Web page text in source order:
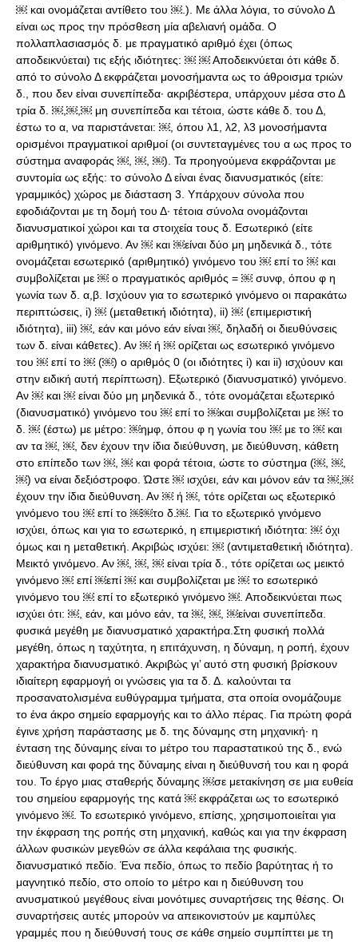
￼ και ονομάζεται αντίθετο του ￼.). Με άλλα λόγια, το σύνολο Δ
είναι ως προς την πρόσθεση μία αβελιανή ομάδα. Ο
πολλαπλασιασμός δ. με πραγματικό αριθμό έχει (όπως
αποδεικνύεται) τις εξής ιδιότητες: ￼ ￼ Αποδεικνύεται ότι κάθε δ.
από το σύνολο Δ εκφράζεται μονοσήμαντα ως το άθροισμα τριών
δ., που δεν είναι συνεπίπεδα· ακριβέστερα, υπάρχουν μέσα στο Δ
τρία δ. ￼,￼,￼ μη συνεπίπεδα και τέτοια, ώστε κάθε δ. του Δ,
έστω το α, να παριστάνεται: ￼, όπου λ1, λ2, λ3 μονοσήμαντα
ορισμένοι πραγματικοί αριθμοί (οι συντεταγμένες του α ως προς το
σύστημα αναφοράς ￼, ￼, ￼). Τα προηγούμενα εκφράζονται με
συντομία ως εξής: το σύνολο Δ είναι ένας διανυσματικός (είτε:
γραμμικός) χώρος με διάσταση 3. Υπάρχουν σύνολα που
εφοδιάζονται με τη δομή του Δ· τέτοια σύνολα ονομάζονται
διανυσματικοί χώροι και τα στοιχεία τους δ. Εσωτερικό (είτε
αριθμητικό) γινόμενο. Αν ￼ και ￼είναι δύο μη μηδενικά δ., τότε
ονομάζεται εσωτερικό (αριθμητικό) γινόμενο του ￼ επί το ￼ και
συμβολίζεται με ￼ ο πραγματικός αριθμός = ￼ συνφ, όπου φ η
γωνία των δ. α,β. Ισχύουν για το εσωτερικό γινόμενο οι παρακάτω
περιπτώσεις, i) ￼ (μεταθετική ιδιότητα), ii) ￼ (επιμεριστική
ιδιότητα), iii) ￼, εάν και μόνο εάν είναι ￼, δηλαδή οι διευθύνσεις
των δ. είναι κάθετες). Αν ￼ ή ￼ ορίζεται ως εσωτερικό γινόμενο
του ￼ επί το ￼ (￼) ο αριθμός 0 (οι ιδιότητες i) και ii) ισχύουν και
στην ειδική αυτή περίπτωση). Εξωτερικό (διανυσματικό) γινόμενο.
Αν ￼ και ￼ είναι δύο μη μηδενικά δ., τότε oνoμάζεται εξωτερικό
(διανυσματικό) γινόμενο του ￼ επί το ￼και συμβολίζεται με ￼ το
δ. ￼ (έστω) με μέτρο: ￼ημφ, όπου φ η γωνία του ￼ με το ￼ και
αν τα ￼, ￼, δεν έχουν την ίδια διεύθυνση, με διεύθυνση, κάθετη
στο επίπεδο των ￼, ￼ και φορά τέτοια, ώστε το σύστημα (￼, ￼,
￼) να είναι δεξιόστροφο. Ώστε ￼ ισχύει, εάν και μόνον εάν τα ￼,￼
έχουν την ίδια διεύθυνση. Αν ￼ ή ￼, τότε ορίζεται ως εξωτερικό
γινόμενο του ￼ επί το ￼￼το δ.￼. Για το εξωτερικό γινόμενο
ισχύει, όπως και για το εσωτερικό, η επιμεριστική ιδιότητα: ￼ όχι
όμως και η μεταθετική. Ακριβώς ισχύει: ￼ (αντιμεταθετική ιδιότητα).
Μεικτό γινόμενο. Αν ￼, ￼, ￼ είναι τρία δ., τότε ορίζεται ως μεικτό
γινόμενο ￼ επί ￼επί ￼ και συμβολίζεται με ￼ το εσωτερικό
γινόμενο του ￼ επί το εξωτερικό γινόμενο ￼. Αποδεικνύεται πως
ισχύει ότι: ￼, εάν, και μόνο εάν, τα ￼, ￼, ￼είναι συνεπίπεδα.
φυσικά μεγέθη με διανυσματικό χαρακτήρα.Στη φυσική πολλά
μεγέθη, όπως η ταχύτητα, η επιτάχυνση, η δύναμη, η ροπή, έχουν
χαρακτήρα διανυσματικό. Ακριβώς γι’ αυτό στη φυσική βρίσκουν
ιδιαίτερη εφαρμογή οι γνώσεις για τα δ. Δ. καλούνται τα
προσανατολισμένα ευθύγραμμα τμήματα, στα οποία ονομάζουμε
το ένα άκρο σημείο εφαρμογής και το άλλο πέρας. Για πρώτη φορά
έγινε χρήση παράστασης με δ. της δύναμης στη μηχανική· η
ένταση της δύναμης είναι το μέτρο του παραστατικού της δ., ενώ
διεύθυνση και φορά της δύναμης είναι η διεύθυνσή του και η φορά
του. Το έργο μιας σταθερής δύναμης ￼σε μετακίνηση σε μια ευθεία
του σημείου εφαρμογής της κατά ￼ εκφράζεται ως το εσωτερικό
γινόμενο ￼. Το εσωτερικό γινόμενο, επίσης, χρησιμοποιείται για
την έκφραση της ροπής στη μηχανική, καθώς και για την έκφραση
άλλων φυσικών μεγεθών σε άλλα κεφάλαια της φυσικής.
διανυσματικό πεδίο. Ένα πεδίο, όπως το πεδίο βαρύτητας ή το
μαγνητικό πεδίο, στο οποίο το μέτρο και η διεύθυνση του
ανυσματικού μεγέθους είναι μονότιμες συναρτήσεις της θέσης. Οι
συναρτήσεις αυτές μπορούν να απεικονιστούν με καμπύλες
γραμμές που η διεύθυνσή τους σε κάθε σημείο συμπίπτει με τη